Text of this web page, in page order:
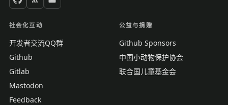
社会化互动
开发者交流QQ群
Github
Gitlab
Mastodon
Feedback
公益与捐赠
Github Sponsors
中国小动物保护协会
联合国儿童基金会